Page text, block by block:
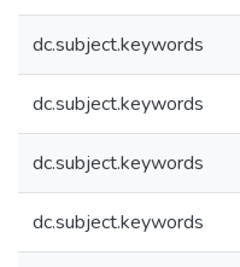
dc.subject.keywords
dc.subject.keywords
dc.subject.keywords
dc.subject.keywords